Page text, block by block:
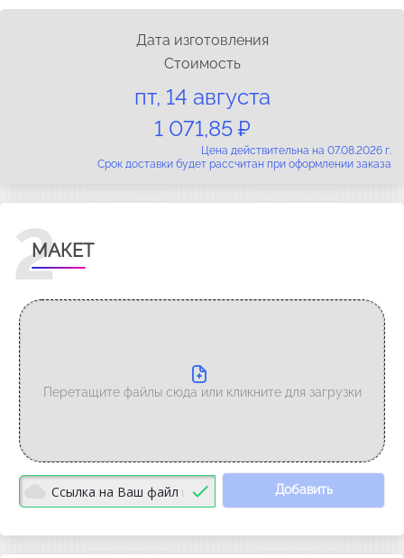
Дата изготовления
Стоимость
пт, 14 августа
1 071,85 ₽
Цена действительна на 07.08.2026 г.
Срок доставки будет рассчитан при оформлении заказа
2
МАКЕТ
Перетащите файлы сюда или кликните для загрузки
Добавить